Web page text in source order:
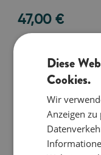
47,00 €
Mach dich bereit
Stones sind
ganze Familie.
Spielzeug, wenn
oder "Der Boden
Diese
Cookies.
Wir
Anzeigen